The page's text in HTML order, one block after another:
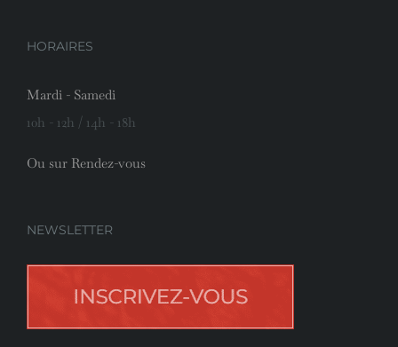
HORAIRES
Mardi - Samedi
10h - 12h / 14h - 18h
Ou sur Rendez-vous
NEWSLETTER